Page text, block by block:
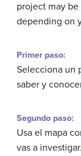
project may
depending on
Primer paso:
Selecciona un
saber y
Segundo paso:
Usa el mapa
vas a